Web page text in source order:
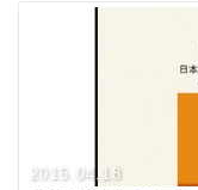
2015.04.18